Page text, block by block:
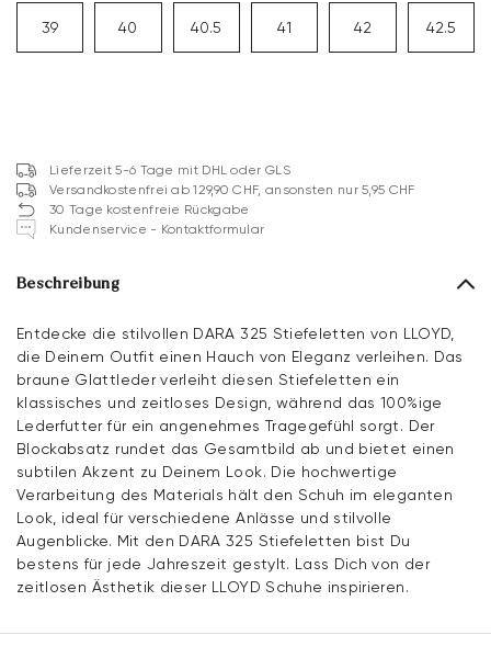
39 40 40.5 41 42 42.5
Lieferzeit 5-6 Tage mit DHL oder GLS
Versandkostenfrei ab 129,90 CHF, ansonsten nur 5,95 CHF
30 Tage kostenfreie Rückgabe
Kundenservice - Kontaktformular
Beschreibung
Entdecke die stilvollen DARA 325 Stiefeletten von LLOYD,
die Deinem Outfit einen Hauch von Eleganz verleihen. Das
braune Glattleder verleiht diesen Stiefeletten ein
klassisches und zeitloses Design, während das 100%ige
Lederfutter für ein angenehmes Tragegefühl sorgt. Der
Blockabsatz rundet das Gesamtbild ab und bietet einen
subtilen Akzent zu Deinem Look. Die hochwertige
Verarbeitung des Materials hält den Schuh im eleganten
Look, ideal für verschiedene Anlässe und stilvolle
Augenblicke. Mit den DARA 325 Stiefeletten bist Du
bestens für jede Jahreszeit gestylt. Lass Dich von der
zeitlosen Ästhetik dieser LLOYD Schuhe inspirieren.